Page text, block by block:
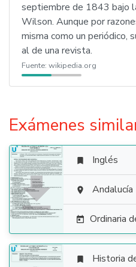
septiembre de 1843 bajo
Wilson. Aunque por
misma como un periódico,
al de una revista.
Fuente: wikipedia.org
Exámenes

 Inglés
 Andalucía
 Ordinaria
 Historia